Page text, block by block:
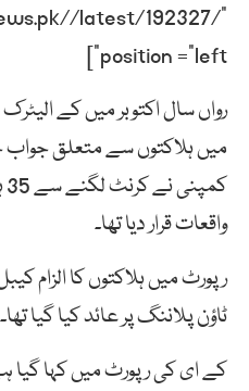
latest/192327/”
position =”left”]
رواں سال اکتوبر میں کے
میں ہلاکتوں سے متعلق جواب
واقعات قرار دیا تھا۔
رپورٹ میں ہلاکتوں کا الزام
ٹاؤن پلاننگ پر عائد کیا گیا تھا۔
کے ای کی رپورٹ میں کہا گیا